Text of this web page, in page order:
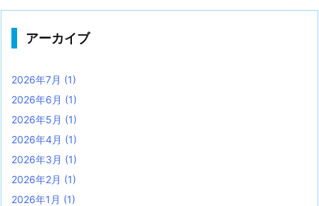
アーカイブ
2026年7月 (1)
2026年6月 (1)
2026年5月 (1)
2026年4月 (1)
2026年3月 (1)
2026年2月 (1)
2026年1月 (1)